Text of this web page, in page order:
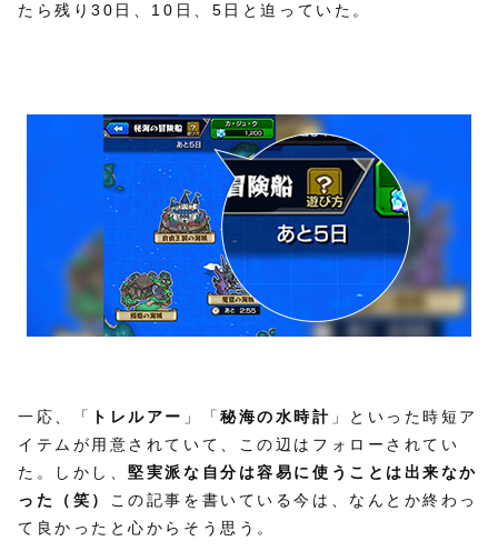
たら残り30日、10日、5日と迫っていた。
一応、「 トレルアー 」「秘海の水時計 」といった時短ア
イテムが用意されていて、この辺はフォローされてい
た。しかし、堅実派な自分は容易に使うことは出来なか
った（笑）
この記事を書いている今は、なんとか終わっ
て良かったと心からそう思う。